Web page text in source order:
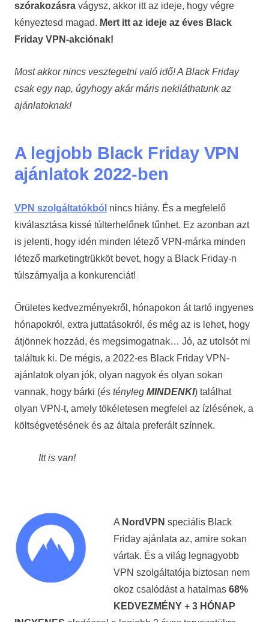
szórakozásravágysz, akkor itt az ideje, hogy végre
kényeztesd magad. Mert itt az ideje az éves Black
Friday VPN-akciónak!
Most akkor nincs vesztegetni való idő! A Black Friday
csak egy nap, úgyhogy akár máris nekiláthatunk az
ajánlatoknak!
A legjobb Black Friday VPN
ajánlatok 2022-ben
VPN szolgáltatókból nincs hiány. És a megfelelő
kiválasztása kissé túlterhelőnek tűnhet. Ez azonban azt
is jelenti, hogy idén minden létező VPN-márka minden
létező marketingtrükköt bevet, hogy a Black Friday-n
túlszárnyalja a konkurenciát!
Őrületes kedvezményekről, hónapokon át tartó ingyenes
hónapokról, extra juttatásokról, és még az is lehet, hogy
átjönnek hozzád, és megsimogatnak… Jó, az utolsót mi
találtuk ki. De mégis, a 2022-es Black Friday VPN-
ajánlatok olyan jók, olyan nagyok és olyan sokan
vannak, hogy bárki (és tényleg MINDENKI) találhat
olyan VPN-t, amely tökéletesen megfelel az ízlésének, a
költségvetésének és az általa preferált színnek.
Itt is van!
A NordVPN speciális Black
Friday ajánlata az, amire sokan
vártak. És a világ legnagyobb
VPN szolgáltatója biztosan nem
okoz csalódást a hatalmas 68%
KEDVEZMÉNY + 3 HÓNAP